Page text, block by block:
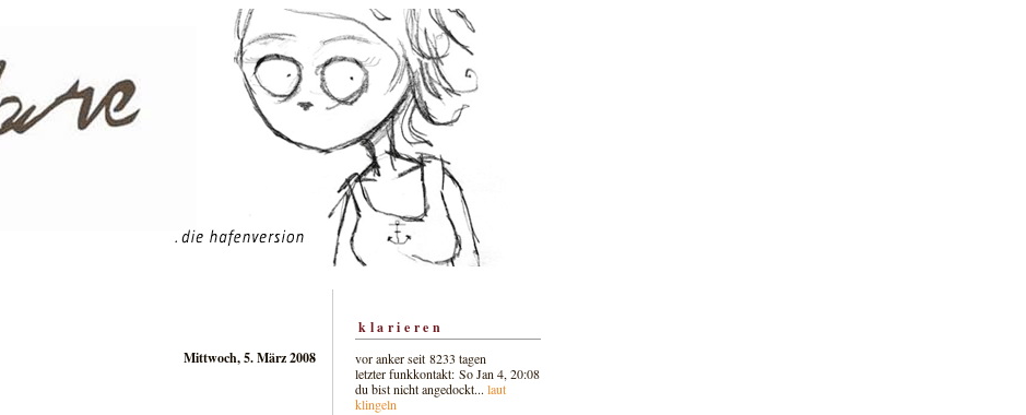
Mittwoch, 5. März 2008
klarieren
vor anker seit 8233 tagen
letzter funkkontakt: So Jan 4, 20:08
du bist nicht angedockt... laut
klingeln